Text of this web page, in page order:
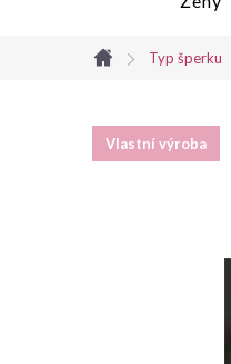
Domů
Typ šperku
Vlastní výroba